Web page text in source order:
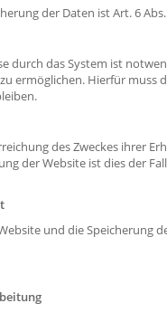
der Daten ist Art. 6 Abs.
durch das System ist
ermöglichen. Hierfür muss
des Zweckes ihrer
der Website ist dies der
und die Speicherung